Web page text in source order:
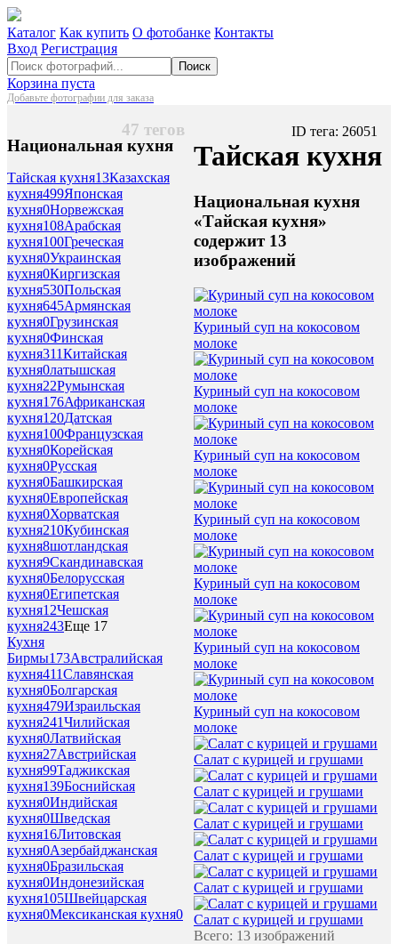
Каталог Как купить О фотобанке Контакты
Вход Регистрация
Поиск
Корзина пуста
Добавьте фотографии для заказа
47 тегов
Национальная кухня
Тайская кухня13Казахская
кухня499Японская
кухня0Норвежская
кухня108Арабская
кухня100Греческая
кухня0Украинская
кухня0Киргизская
кухня530Польская
кухня645Армянская
кухня0Грузинская
кухня0Финская
кухня311Китайская
кухня0латышская
кухня22Румынская
кухня176Африканская
кухня120Датская
кухня100Французская
кухня0Корейская
кухня0Русская
кухня0Башкирская
кухня0Европейская
кухня0Хорватская
кухня210Кубинская
кухня8шотландская
кухня9Скандинавская
кухня0Белорусская
кухня0Египетская
кухня12Чешская
кухня243Еще 17
Кухня
Бирмы173Австралийская
кухня411Славянская
кухня0Болгарская
кухня479Израильская
кухня241Чилийская
кухня0Латвийская
кухня27Австрийская
кухня99Таджикская
кухня139Боснийская
кухня0Индийская
кухня0Шведская
кухня16Литовская
кухня0Азербайджанская
кухня0Бразильская
кухня0Индонезийская
кухня105Швейцарская
кухня0Мексиканская кухня0
ID тега: 26051
Тайская кухня
Национальная кухня
«Тайская кухня»
содержит 13
изображений
Куриный суп на кокосовом
молоке
Куриный суп на кокосовом
молоке
Куриный суп на кокосовом
молоке
Куриный суп на кокосовом
молоке
Куриный суп на кокосовом
молоке
Куриный суп на кокосовом
молоке
Куриный суп на кокосовом
молоке
Салат с курицей и грушами
Салат с курицей и грушами
Салат с курицей и грушами
Салат с курицей и грушами
Салат с курицей и грушами
Салат с курицей и грушами
Всего: 13 изображений